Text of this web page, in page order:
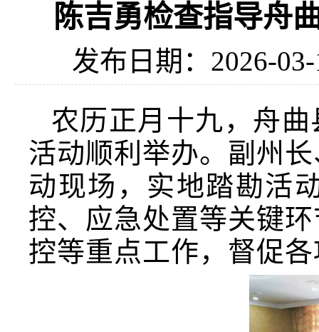
陈吉勇检查指导舟
发布日期：2026-
农历正月十九，舟
活动顺利举办。副州
动现场，实地踏勘活
控、应急处置等关键
控等重点工作，督促